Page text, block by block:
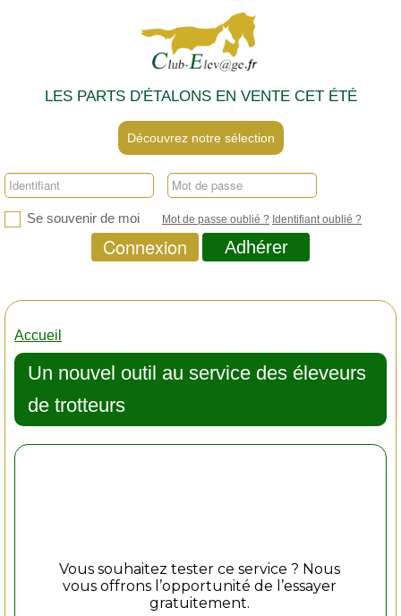
LES PARTS D'ÉTALONS EN VENTE CET ÉTÉ
Découvrez notre sélection
Se souvenir de moi Mot de passe oublié ? Identifiant oublié ?
Connexion Adhérer
Accueil
Un nouvel outil au service des éleveurs
de trotteurs
Vous souhaitez tester ce service ? Nous
vous offrons l’opportunité de l’essayer
gratuitement.